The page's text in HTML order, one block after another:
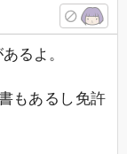
るよ。
もあるし免許